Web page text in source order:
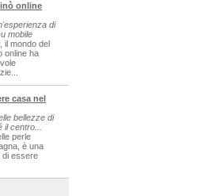
online
di
mobile
il mondo del
online ha
casa nel
bellezze di
centro...
perle
è una
di essere